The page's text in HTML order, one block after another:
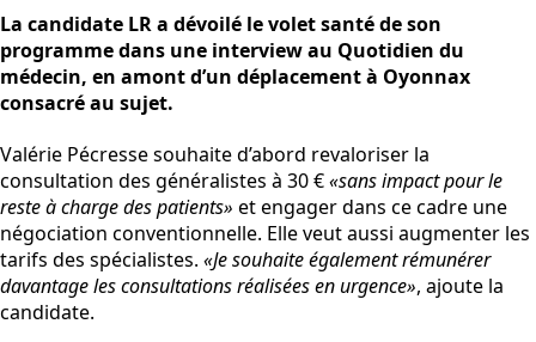
La candidate LR a dévoilé le volet santé de son
programme dans une interview au Quotidien du
médecin, en amont d’un déplacement à Oyonnax
consacré au sujet.
Valérie Pécresse souhaite d’abord revaloriser la
consultation des généralistes à 30 €«sans impact pour le
reste à charge des patients» et engager dans ce cadre une
négociation conventionnelle. Elle veut aussi augmenter les
tarifs des spécialistes. «Je souhaite également rémunérer
davantage les consultations réalisées en urgence», ajoute la
candidate.